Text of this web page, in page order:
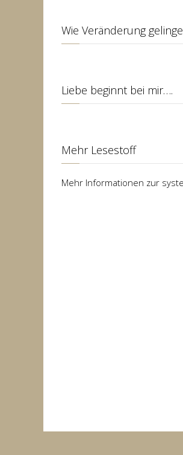
Wie Veränderung
Liebe beginnt bei mir….
Mehr Lesestoff
Mehr Informationen zur